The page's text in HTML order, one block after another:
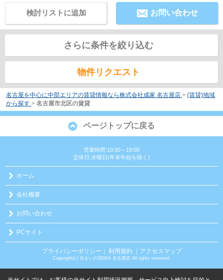
お問い合わせ
検討リストに追加
さらに条件を絞り込む
物件リクエスト
名古屋を中心に中部エリアの賃貸情報なら株式会社成家 名古屋店 > (賃貸)地域
から探す > 名古屋市北区の賃貸
ページトップに戻る
営業時間:10:00～19:00
定休日:水曜日(年末年始を除く)
ホーム
会社概要
お問い合わせ
PCサイト
プライバシーポリシー ｜ 利用規約 ｜アクセスマップ
Copyright(c) 住まいのSEIKA 名古屋店 All rights reserved.